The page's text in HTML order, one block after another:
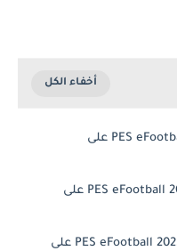
متطلبات تشغيل لعبة PES eFootball 2023 على
أقل متطلبات تشغيل لعبة PES eFootball 2023 على
ما هي متطلبات تشغيل لعبة PES eFootball 2023 على